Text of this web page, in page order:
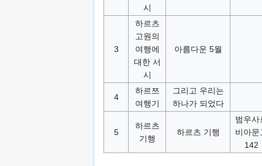
시
3
하르츠
고원의
여행에
대한 서
시
아름다운 5월
4
하르쯔
여행기
그리고 우리는
하나가 되었다
5
하르츠
기행
하르츠 기행
범우사
비아문
142